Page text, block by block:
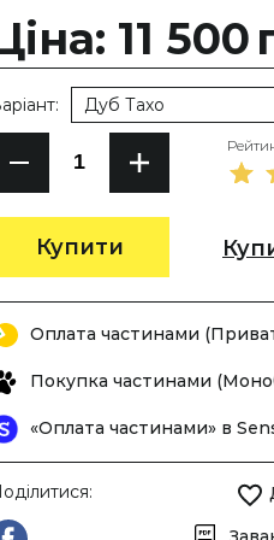
11 500
Купити
Дуб Тахо
Оплата частинами
Покупка частинами
«Оплата частинами» в